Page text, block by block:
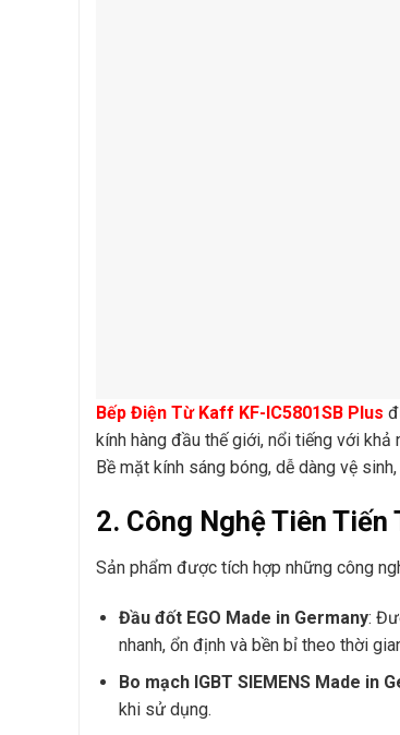
Bếp Điện Từ Kaff KF-IC5801SB Plus
kính hàng đầu thế giới, nổi tiếng với khả
Bề mặt kính sáng bóng, dễ dàng vệ
2. Công Nghệ Tiên
Sản phẩm được tích hợp những công
Đầu đốt EGO Made in Germany:
nhanh, ổn định và bền bỉ theo thời
Bo mạch IGBT SIEMENS Made in
khi sử dụng.